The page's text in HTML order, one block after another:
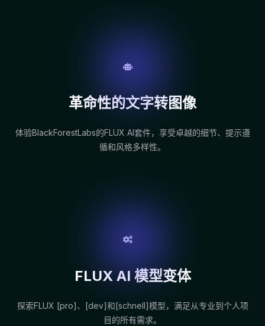
革命性的文字转图像
体验BlackForestLabs的FLUX AI套件，享受卓越的细节、提示遵
循和风格多样性。
FLUX AI 模型变体
探索FLUX [pro]、[dev]和[schnell]模型，满足从专业到个人项
目的所有需求。